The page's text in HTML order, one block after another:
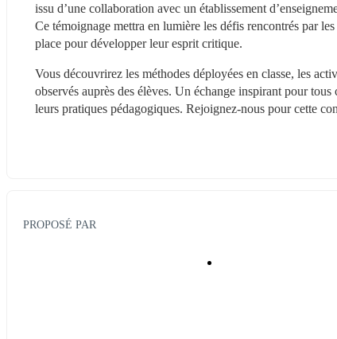
issu d’une collaboration avec un établissement
Ce témoignage mettra en lumière les défis rencontrés par
place pour développer leur esprit critique.
Vous découvrirez les méthodes déployées en classe, les
observés auprès des élèves. Un échange inspirant pour
leurs pratiques pédagogiques. Rejoignez-nous pour cette
PROPOSÉ PAR